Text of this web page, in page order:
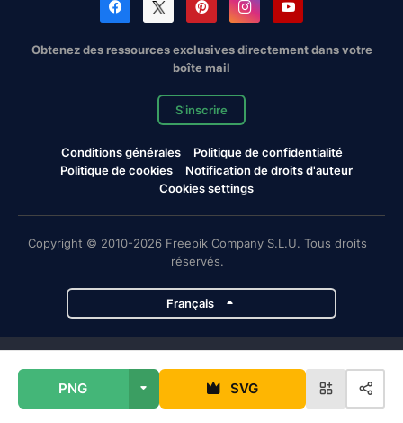
PNG SVG
Obtenez des ressources exclusives directement dans votre
boîte mail
S'inscrire
Conditions générales
Politique de confidentialité
Politique de cookies
Notification de droits d'auteur
Cookies settings
Copyright © 2010-2026 Freepik Company S.L.U. Tous droits
réservés.
Français